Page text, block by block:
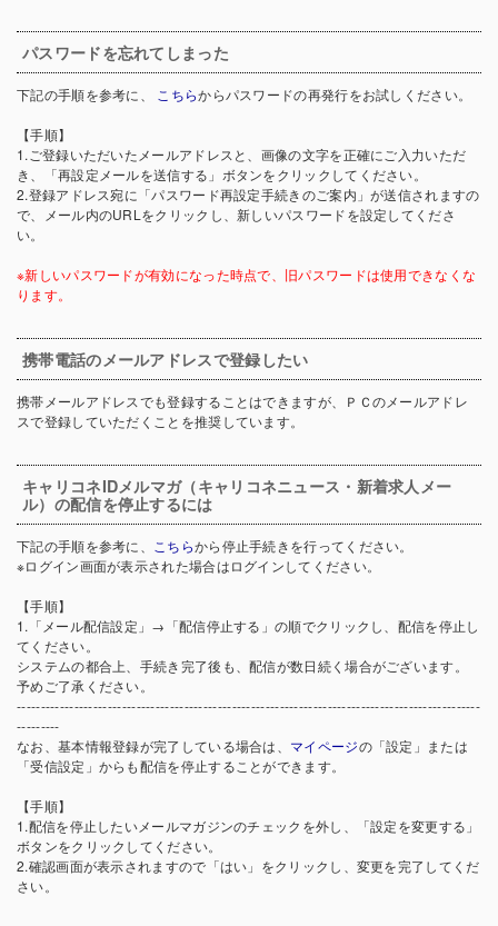
パスワードを忘れてしまった
下記の手順を参考に、 こちらからパスワードの再発行をお試しください。
【手順】
1.ご登録いただいたメールアドレスと、画像の文字を正確にご入力いただ
き、「再設定メールを送信する」ボタンをクリックしてください。
2.登録アドレス宛に「パスワード再設定手続きのご案内」が送信されますの
で、メール内のURLをクリックし、新しいパスワードを設定してくださ
い。
※新しいパスワードが有効になった時点で、旧パスワードは使用できなくな
ります。
携帯電話のメールアドレスで登録したい
携帯メールアドレスでも登録することはできますが、ＰＣのメールアドレ
スで登録していただくことを推奨しています。
キャリコネIDメルマガ（キャリコネニュース・新着求人メー
ル）の配信を停止するには
下記の手順を参考に、 こちらから停止手続きを行ってください。
※ログイン画面が表示された場合はログインしてください。
【手順】
1.「メール配信設定」→「配信停止する」の順でクリックし、配信を停止し
てください。
システムの都合上、手続き完了後も、配信が数日続く場合がございます。
予めご了承ください。
-------------------------------------------------------------------------------------------------
---------
なお、基本情報登録が完了している場合は、 マイページの「設定」または
「受信設定」からも配信を停止することができます。
【手順】
1.配信を停止したいメールマガジンのチェックを外し、「設定を変更する」
ボタンをクリックしてください。
2.確認画面が表示されますので「はい」をクリックし、変更を完了してくだ
さい。